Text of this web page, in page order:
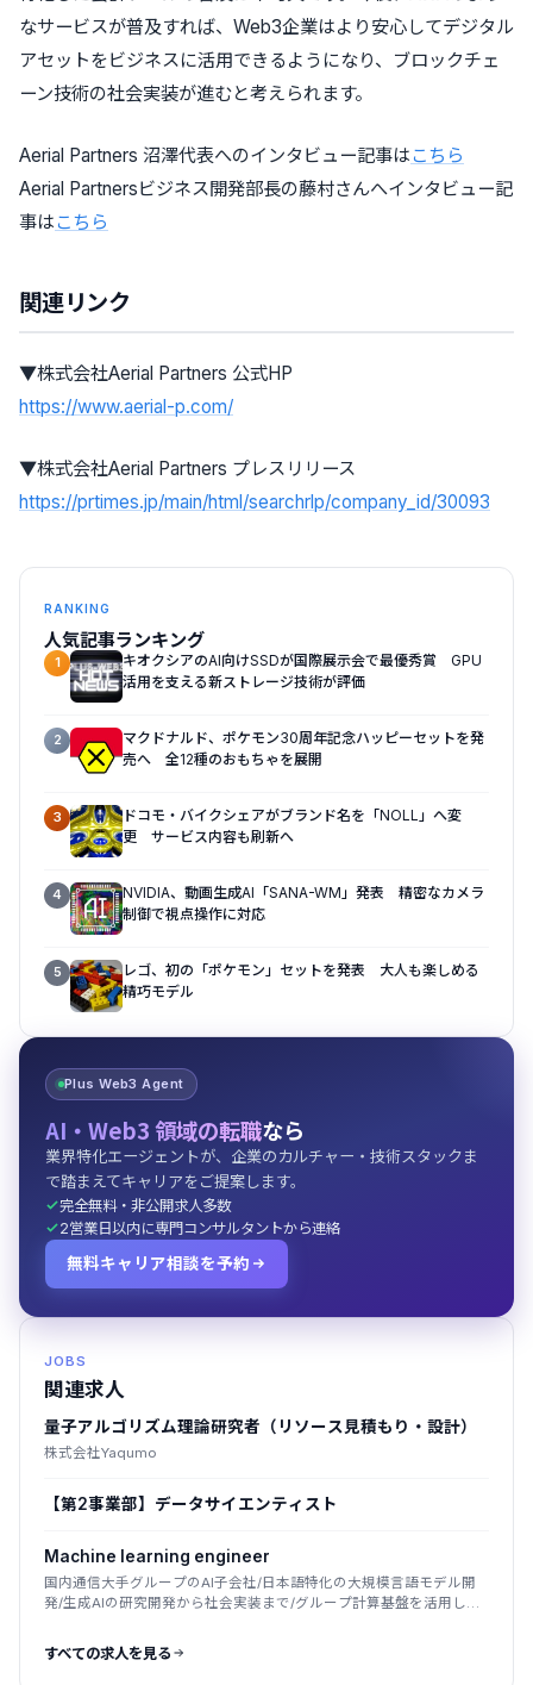
なサービスが普及すれば、Web3企業はより安心してデジタル
アセットをビジネスに活用できるようになり、ブロックチェ
ーン技術の社会実装が進むと考えられます。
Aerial Partners 沼澤代表へのインタビュー記事はこちら
Aerial Partnersビジネス開発部長の藤村さんへインタビュー記
事はこちら
関連リンク
▼株式会社Aerial Partners 公式HP
https://www.aerial-p.com/
▼株式会社Aerial Partners プレスリリース
https://prtimes.jp/main/html/searchrlp/company_id/30093
RANKING
人気記事ランキング
1
キオクシアのAI向けSSDが国際展示会で最優秀賞 GPU
活用を支える新ストレージ技術が評価
2
マクドナルド、ポケモン30周年記念ハッピーセットを発
売へ 全12種のおもちゃを展開
3
ドコモ・バイクシェアがブランド名を「NOLL」へ変
更 サービス内容も刷新へ
4
NVIDIA、動画生成AI「SANA-WM」発表 精密なカメラ
制御で視点操作に対応
5
レゴ、初の「ポケモン」セットを発表 大人も楽しめる
精巧モデル
Plus Web3 Agent
AI・Web3 領域の転職なら
業界特化エージェントが、企業のカルチャー・技術スタックま
で踏まえてキャリアをご提案します。
完全無料・非公開求人多数
2営業日以内に専門コンサルタントから連絡
無料キャリア相談を予約
JOBS
関連求人
量子アルゴリズム理論研究者（リソース見積もり・設計）
株式会社Yaqumo
【第2事業部】データサイエンティスト
Machine learning engineer
国内通信大手グループのAI子会社/日本語特化の大規模言語モデル開
発/生成AIの研究開発から社会実装まで/グループ計算基盤を活用した
すべての求人を見る